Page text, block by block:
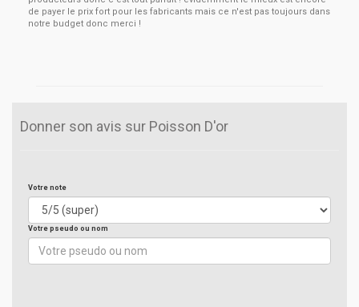
de payer le prix fort pour les fabricants mais ce n'est pas toujours dans
notre budget donc merci !
Donner son avis sur Poisson D'or
Votre note
Votre pseudo ou nom